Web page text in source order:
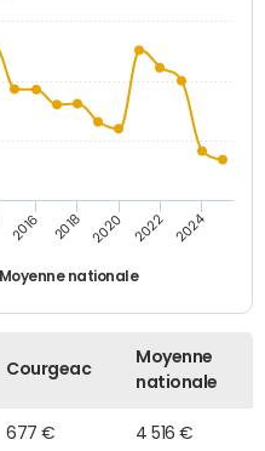
Moyenne nationale
2016 2018 2020 2022 2024
Courgeac
Moyenne
nationale
677 € 4 516 €